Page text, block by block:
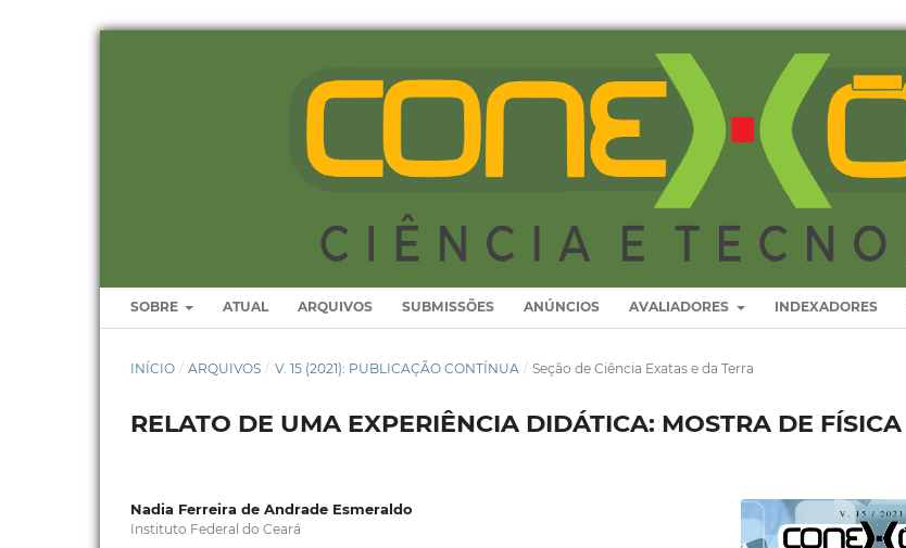
SOBRE ATUAL ARQUIVOS SUBMISSÕES ANÚNCIOS AVALIADORES INDEXADORES
INÍCIO / ARQUIVOS / V. 15 (2021): PUBLICAÇÃO CONTÍNUA / Seção de Ciência Exatas e da Terra
RELATO DE UMA EXPERIÊNCIA DIDÁTICA: MOSTRA DE FÍSICA
Nadia Ferreira de Andrade Esmeraldo
Instituto Federal do Ceará